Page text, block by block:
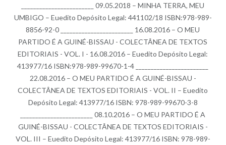
________________________ 09.05.2018 – MINHA TERRA, MEU
UMBIGO – Euedito Depósito Legal: 441102/18 ISBN:978-989-
8856-92-0 ________________________ 16.08.2016 – O MEU
PARTIDO É A GUINÉ-BISSAU - COLECTÂNEA DE TEXTOS
EDITORIAIS - VOL. I - 16.08.2016 – Euedito Depósito Legal:
413977/16 ISBN:978-989-99670-1-4 ________________________
22.08.2016 – O MEU PARTIDO É A GUINÉ-BISSAU -
COLECTÂNEA DE TEXTOS EDITORIAIS - VOL. II – Euedito
Depósito Legal: 413977/16 ISBN: 978-989-99670-3-8
________________________ 08.10.2016 – O MEU PARTIDO É A
GUINÉ-BISSAU - COLECTÂNEA DE TEXTOS EDITORIAIS -
VOL. III – Euedito Depósito Legal: 413977/16 ISBN: 978-989-